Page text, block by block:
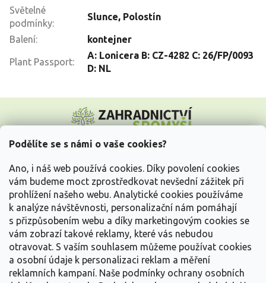
Podělíte se s námi o vaše cookies?
Ano, i náš web používá cookies. Díky povolení cookies
vám budeme moct zprostředkovat nevšední zážitek při
prohlížení našeho webu. Analytické cookies používáme
k analýze návštěvnosti, personalizační nám pomáhají
s přizpůsobením webu a díky marketingovým cookies se
vám zobrazí takové reklamy, které vás nebudou
otravovat. S vaším souhlasem můžeme používat cookies
a osobní údaje k personalizaci reklam a měření
reklamních kampaní. Naše podmínky ochrany osobních
Světelné
podmínky:
Slunce, Polostín
Balení: kontejner
Plant Passport:
A: Lonicera B: CZ-4282 C: 26/FP/0093
D: NL
p
Vše o nákupu
Informace pro Vás
Kontakujte nás